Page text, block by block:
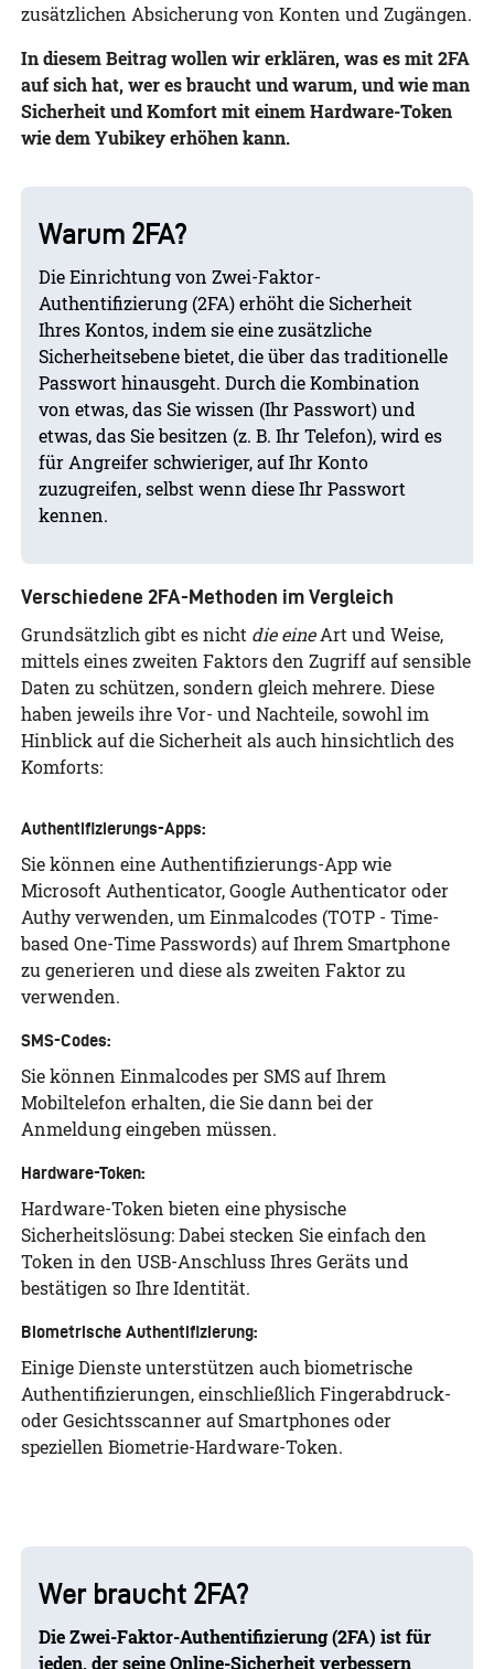
zusätzlichen Absicherung von Konten und Zugängen.
In diesem Beitrag wollen wir erklären, was es mit 2FA
auf sich hat, wer es braucht und warum, und wie man
Sicherheit und Komfort mit einem Hardware-Token
wie dem Yubikey erhöhen kann.
Warum 2FA?
Die Einrichtung von Zwei-Faktor-
Authentifizierung (2FA) erhöht die Sicherheit
Ihres Kontos, indem sie eine zusätzliche
Sicherheitsebene bietet, die über das traditionelle
Passwort hinausgeht. Durch die Kombination
von etwas, das Sie wissen (Ihr Passwort) und
etwas, das Sie besitzen (z. B. Ihr Telefon), wird es
für Angreifer schwieriger, auf Ihr Konto
zuzugreifen, selbst wenn diese Ihr Passwort
kennen.
Verschiedene 2FA-Methoden im Vergleich
Grundsätzlich gibt es nicht die eineArt und Weise,
mittels eines zweiten Faktors den Zugriff auf sensible
Daten zu schützen, sondern gleich mehrere. Diese
haben jeweils ihre Vor- und Nachteile, sowohl im
Hinblick auf die Sicherheit als auch hinsichtlich des
Komforts:
Authentifizierungs-Apps:
Sie können eine Authentifizierungs-App wie
Microsoft Authenticator, Google Authenticator oder
Authy verwenden, um Einmalcodes (TOTP - Time-
based One-Time Passwords) auf Ihrem Smartphone
zu generieren und diese als zweiten Faktor zu
verwenden.
SMS-Codes:
Sie können Einmalcodes per SMS auf Ihrem
Mobiltelefon erhalten, die Sie dann bei der
Anmeldung eingeben müssen.
Hardware-Token:
Hardware-Token bieten eine physische
Sicherheitslösung: Dabei stecken Sie einfach den
Token in den USB-Anschluss Ihres Geräts und
bestätigen so Ihre Identität.
Biometrische Authentifizierung:
Einige Dienste unterstützen auch biometrische
Authentifizierungen, einschließlich Fingerabdruck-
oder Gesichtsscanner auf Smartphones oder
speziellen Biometrie-Hardware-Token.
Wer braucht 2FA?
Die Zwei-Faktor-Authentifizierung (2FA) ist für
jeden, der seine Online-Sicherheit verbessern